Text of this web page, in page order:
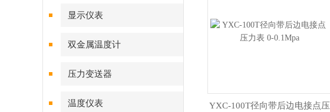
显示仪表
双金属温度计
压力变送器
温度仪表
YXC-100T径向带后边电接点压